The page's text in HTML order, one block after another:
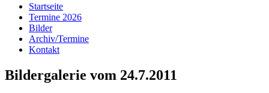
Startseite
Termine 2026
Bilder
Archiv/Termine
Kontakt
Pfadnavigation
Bildergalerie vom 24.7.2011